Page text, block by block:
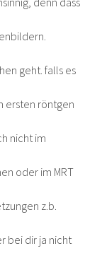
geht. falls es
ersten röntgen
nicht im
oder im MRT
z.b.
bei dir ja nicht